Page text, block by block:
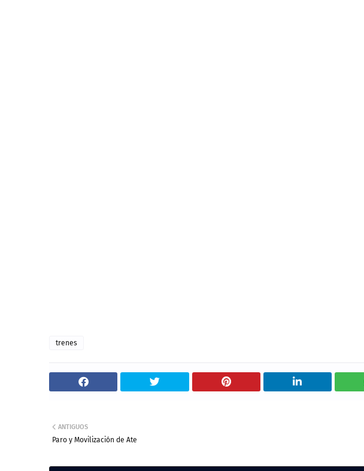
trenes
ANTIGUOS
Paro y Movilización de Ate